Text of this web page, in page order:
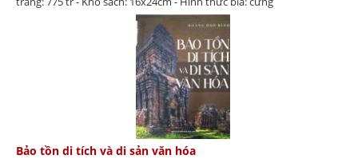
Bảo tồn di tích và di sản văn hóa